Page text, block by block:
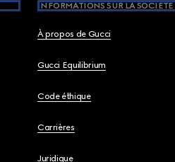
INFORMATIONS SUR LA SOCIETE
À propos de Gucci
Gucci Equilibrium
Code éthique
Carrières
Juridique